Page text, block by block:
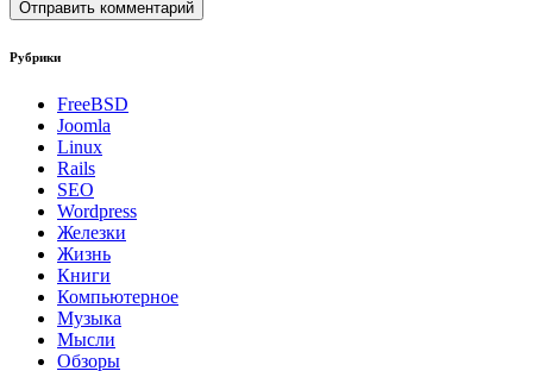
Рубрики
FreeBSD
Joomla
Linux
Rails
SEO
Wordpress
Железки
Жизнь
Книги
Компьютерное
Музыка
Мысли
Обзоры